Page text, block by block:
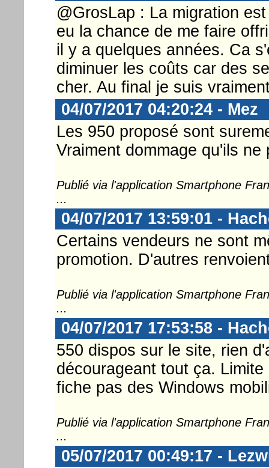
@GrosLap : La migration
eu la chance de me faire
il y a quelques années. Ca
diminuer les coûts car des
cher. Au final je suis
04/07/2017 04:20:24 - Mez
Les 950 proposé sont
Vraiment dommage qu'ils
Publié via l'application Smartphone
...
04/07/2017 13:59:01 -
Certains vendeurs ne sont
promotion. D'autres
Publié via l'application Smartphone
...
04/07/2017 17:53:58 -
550 dispos sur le site, rien
décourageant tout ça.
fiche pas des Windows
Publié via l'application Smartphone
...
05/07/2017 00:49:17 -